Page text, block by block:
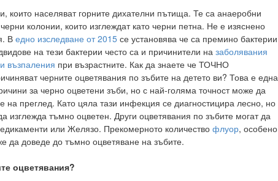
които населяват горните дихателни пътища. Те са анаеробни
колонии, които изглеждат като черни петна. Не е изяснено
В едно изследване от 2015 се установява че са премино бактерии
на тези бактерии често са и причинители на заболявания
възпаления при възрастните. Как да знаете че ТОЧНО
черните оцветявания по зъбите на детето ви? Това е една
за черно оцветени зъби, но с най-голяма точност може да
на преглед. Като цяла тази инфекция се диагностицира лесно, но
изглежда тъмно оцветен. Други оцветявания по зъбите могат да
или Желязо. Прекомерното количество флуор, особено
да доведе до тъмно оцветяване на зъбите.
оцветявания?